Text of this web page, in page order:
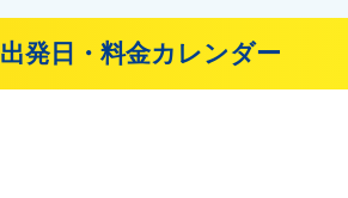
出発日・料金カレンダー